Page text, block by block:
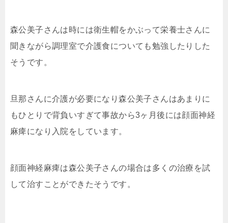
森公美子さんは時には衛生帽をかぶって栄養士さんに
聞きながら調理室で介護食についても勉強したりした
そうです。
旦那さんに介護が必要になり森公美子さんはあまりに
もひとりで背負いすぎて事故から3ヶ月後には顔面神経
麻痺になり入院をしています。
顔面神経麻痺は森公美子さんの場合は多くの治療を試
して治すことができたそうです。